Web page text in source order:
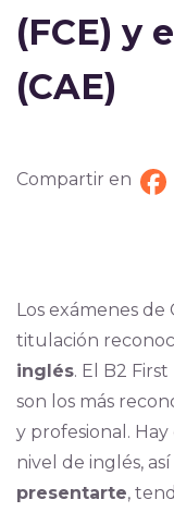
(FCE) y
(CAE)
Compartir en
Los exámenes
titulación
inglés. El B2 First
son los más
y profesional.
nivel de inglés,
presentarte,